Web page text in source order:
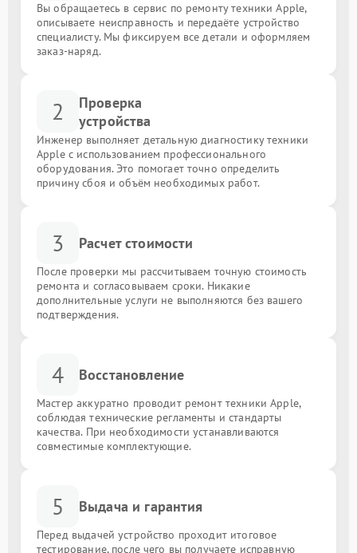
Вы обращаетесь в сервис по ремонту техники Apple,
описываете неисправность и передаёте устройство
специалисту. Мы фиксируем все детали и оформляем
заказ-наряд.
2
Проверка
устройства
Инженер выполняет детальную диагностику техники
Apple с использованием профессионального
оборудования. Это помогает точно определить
причину сбоя и объём необходимых работ.
3 Расчет стоимости
После проверки мы рассчитываем точную стоимость
ремонта и согласовываем сроки. Никакие
дополнительные услуги не выполняются без вашего
подтверждения.
4 Восстановление
Мастер аккуратно проводит ремонт техники Apple,
соблюдая технические регламенты и стандарты
качества. При необходимости устанавливаются
совместимые комплектующие.
5 Выдача и гарантия
Перед выдачей устройство проходит итоговое
тестирование, после чего вы получаете исправную